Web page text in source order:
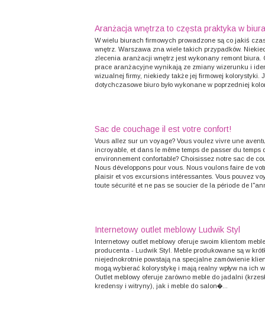
Aranżacja wnętrza to częsta praktyka w
W wielu biurach firmowych prowadzone są co jakiś
wnętrz. Warszawa zna wiele takich przypadków.
zlecenia aranżacji wnętrz jest wykonany remont biura.
prace aranżacyjne wynikają ze zmiany wizerunku i
wizualnej firmy, niekiedy także jej firmowej kolorystyki.
dotychczasowe biuro było wykonane w poprzedniej
Sac de couchage il est votre confort!
Vous allez sur un voyage? Vous voulez vivre une
incroyable, et dans le même temps de passer du temps
environnement confortable? Choisissez notre sac de
Nous développons pour vous. Nous voulons faire de
plaisir et vos excursions intéressantes. Vous pouvez
toute sécurité et ne pas se soucier de la période de
Internetowy outlet meblowy Ludwik Styl
Internetowy outlet meblowy oferuje swoim klientom
producenta - Ludwik Styl. Meble produkowane są w
niejednokrotnie powstają na specjalne zamówienie
mogą wybierać kolorystykę i mają realny wpływ na ich
Outlet meblowy oferuje zarówno meble do jadalni
kredensy i witryny), jak i meble do salon�...